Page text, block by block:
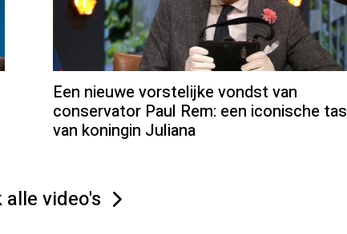
Een nieuwe vorstelijke vondst van
conservator Paul Rem: een iconische tas
van koningin Juliana
alle video's